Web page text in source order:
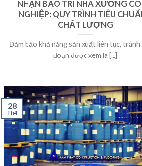
NHẬN BẢO TRÌ NHÀ XƯỞNG
NGHIỆP: QUY TRÌNH TIÊU
CHẤT LƯỢNG
Đảm bảo khả năng sản xuất liên tục, tránh
đoạn được xem là [...]
28
Th4